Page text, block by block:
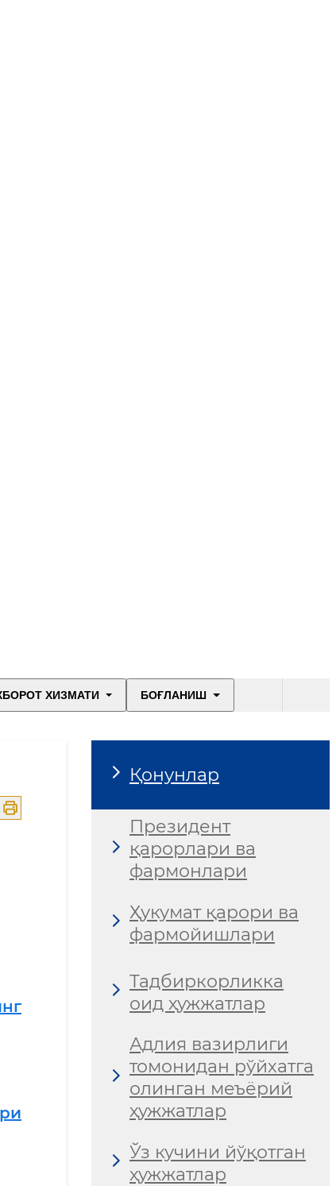
ХИЗМАТИ БОҒЛАНИШ
Қонунлар
Президент
қарорлари ва
фармонлари
Ҳукумат қарори ва
фармойишлари
Тадбиркорликка
оид ҳужжатлар
Адлия вазирлиги
томонидан рўйхатга
олинган меъёрий
ҳужжатлар
Ўз кучини йўқотган
ҳужжатлар